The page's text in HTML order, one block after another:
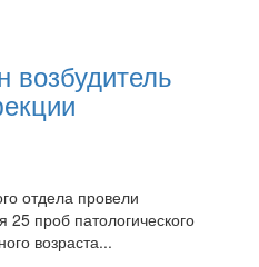
возбудитель
отдела провели
25 проб патологического
возраста...